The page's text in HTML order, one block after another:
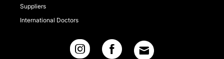
Suppliers
International Doctors